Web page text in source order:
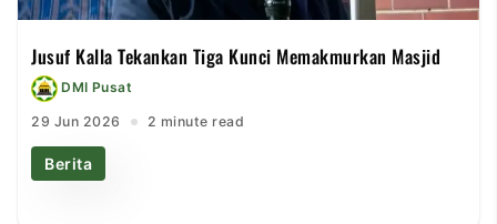
Jusuf Kalla Tekankan Tiga Kunci Memakmurkan Masjid
DMI Pusat
29 Jun 2026 2 minute read
Berita